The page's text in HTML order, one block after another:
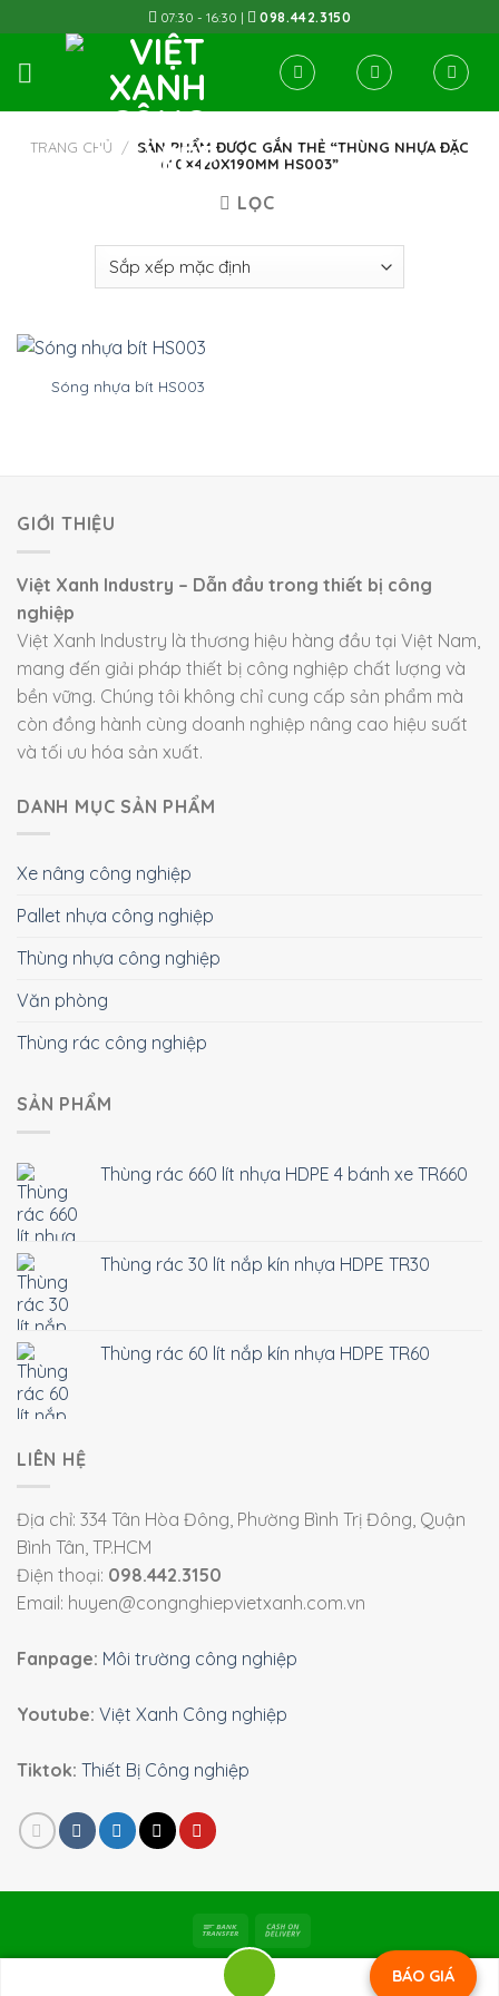
to
content
07:30 - 16:30 | 098.442.3150
TRANG CHỦ / SẢN PHẨM ĐƯỢC GẮN THẺ “THÙNG NHỰA ĐẶC
610X420X190MM HS003”
LỌC
Sóng nhựa bít HS003
GIỚI THIỆU
Việt Xanh Industry – Dẫn đầu trong thiết bị công
nghiệp
Việt Xanh Industry là thương hiệu hàng đầu tại Việt Nam,
mang đến giải pháp thiết bị công nghiệp chất lượng và
bền vững. Chúng tôi không chỉ cung cấp sản phẩm mà
còn đồng hành cùng doanh nghiệp nâng cao hiệu suất
và tối ưu hóa sản xuất.
DANH MỤC SẢN PHẨM
Xe nâng công nghiệp
Pallet nhựa công nghiệp
Thùng nhựa công nghiệp
Văn phòng
Thùng rác công nghiệp
SẢN PHẨM
Thùng rác 660 lít nhựa HDPE 4 bánh xe TR660
Thùng rác 30 lít nắp kín nhựa HDPE TR30
Thùng rác 60 lít nắp kín nhựa HDPE TR60
LIÊN HỆ
Địa chỉ: 334 Tân Hòa Đông, Phường Bình Trị Đông, Quận
Bình Tân, TP.HCM
Điện thoại: 098.442.3150
Email: huyen@congnghiepvietxanh.com.vn
Fanpage: Môi trường công nghiệp
Youtube: Việt Xanh Công nghiệp
Tiktok: Thiết Bị Công nghiệp
BÁO GIÁ
Viet Xanh Industry
Môi trường công